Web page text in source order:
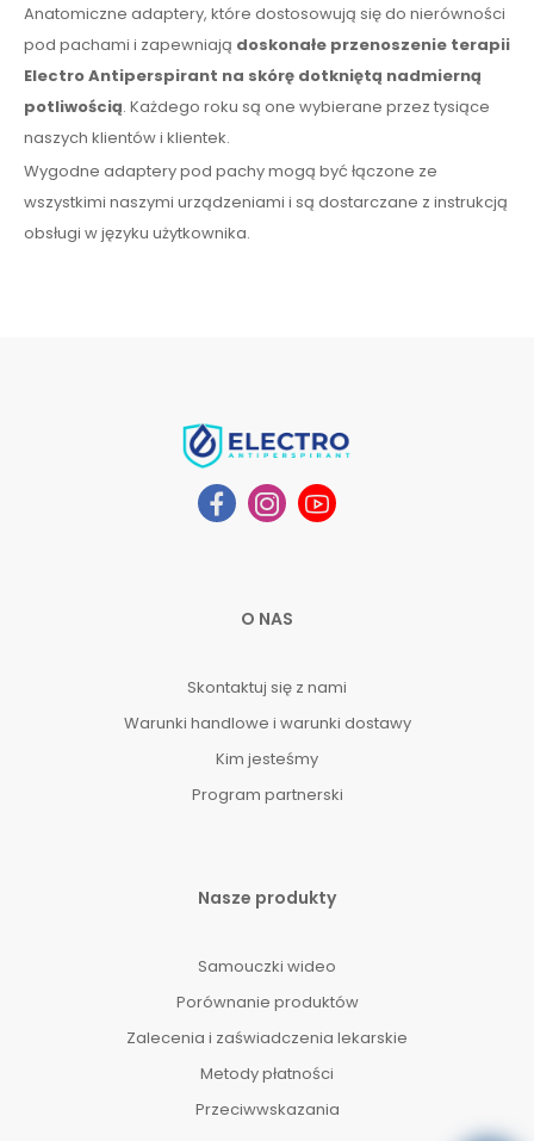
Anatomiczne adaptery, które dostosowują się do nierówności
pod pachami i zapewniają doskonałe przenoszenie terapii
Electro Antiperspirant na skórę dotkniętą nadmierną
potliwością. Każdego roku są one wybierane przez tysiące
naszych klientówi klientek.
Wygodne adapterypod pachy mogą być łączone ze
wszystkimi naszymi urządzeniami i są dostarczane z instrukcją
obsługi w języku użytkownika.
O NAS
Skontaktuj się z nami
Warunki handlowe i warunki dostawy
Kim jesteśmy
Program partnerski
Nasze produkty
Samouczki wideo
Porównanie produktów
Zalecenia i zaświadczenia lekarskie
Metody płatności
Przeciwwskazania